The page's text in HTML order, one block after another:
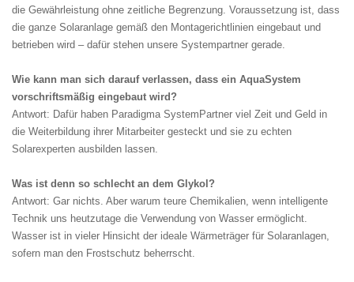
die Gewährleistung ohne zeitliche Begrenzung. Voraussetzung ist, dass
die ganze Solaranlage gemäß den Montagerichtlinien eingebaut und
betrieben wird – dafür stehen unsere Systempartner gerade.
Wie kann man sich darauf verlassen, dass ein AquaSystem
vorschriftsmäßig eingebaut wird?
Antwort: Dafür haben Paradigma SystemPartner viel Zeit und Geld in
die Weiterbildung ihrer Mitarbeiter gesteckt und sie zu echten
Solarexperten ausbilden lassen.
Was ist denn so schlecht an dem Glykol?
Antwort: Gar nichts. Aber warum teure Chemikalien, wenn intelligente
Technik uns heutzutage die Verwendung von Wasser ermöglicht.
Wasser ist in vieler Hinsicht der ideale Wärmeträger für Solaranlagen,
sofern man den Frostschutz beherrscht.